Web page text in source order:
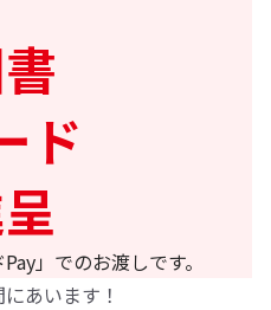
ド
」でのお渡しです。
あいます！